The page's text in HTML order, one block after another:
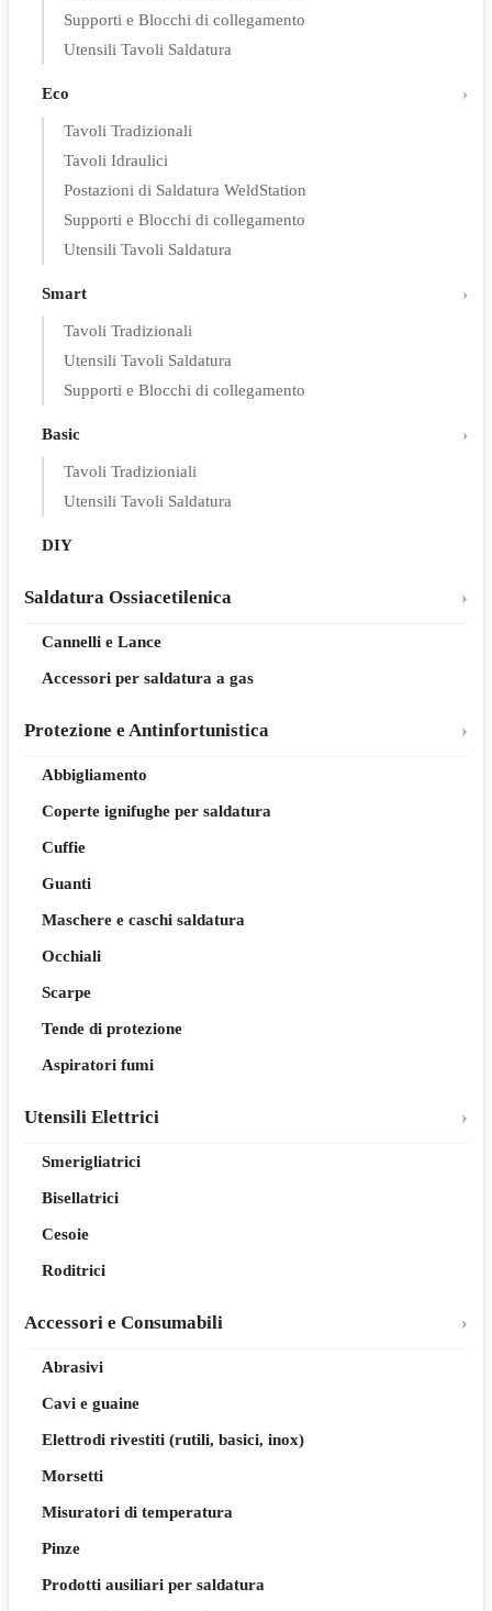
Supporti e Blocchi di collegamento
Utensili Tavoli Saldatura
Eco
Tavoli Tradizionali
Tavoli Idraulici
Postazioni di Saldatura WeldStation
Supporti e Blocchi di collegamento
Utensili Tavoli Saldatura
Smart
Tavoli Tradizionali
Utensili Tavoli Saldatura
Supporti e Blocchi di collegamento
Basic
Tavoli Tradizioniali
Utensili Tavoli Saldatura
DIY
Saldatura Ossiacetilenica
Cannelli e Lance
Accessori per saldatura a gas
Protezione e Antinfortunistica
Abbigliamento
Coperte ignifughe per saldatura
Cuffie
Guanti
Maschere e caschi saldatura
Occhiali
Scarpe
Tende di protezione
Aspiratori fumi
Utensili Elettrici
Smerigliatrici
Bisellatrici
Cesoie
Roditrici
Accessori e Consumabili
Abrasivi
Cavi e guaine
Elettrodi rivestiti (rutili, basici, inox)
Morsetti
Misuratori di temperatura
Pinze
Prodotti ausiliari per saldatura